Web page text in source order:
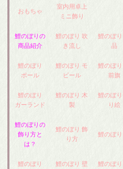
おもちゃ
室内用卓上
ミニ飾り
鯉のぼりの
商品紹介
鯉のぼり 吹
き流し
鯉のぼり
品
鯉のぼり
ポール
鯉のぼり モ
ビール
鯉のぼり
前旗
鯉のぼり
ガーランド
鯉のぼり 木
製
鯉のぼ
り絵
鯉のぼりの
飾り方と
は？
鯉のぼり 飾
り方
鯉のぼ
鯉のぼり
鯉のぼり 壁
鯉のぼり